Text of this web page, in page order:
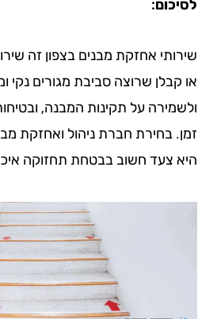
אחזקת מבנים בצפון זה שירות חובה
שרוצה סביבת מגורים נקי ומצוחצח
על תקינות המבנה, ובטיחותם של
חברת ניהול ואחזקת מבנים
חשוב בבטחת תחזוקה איכותית